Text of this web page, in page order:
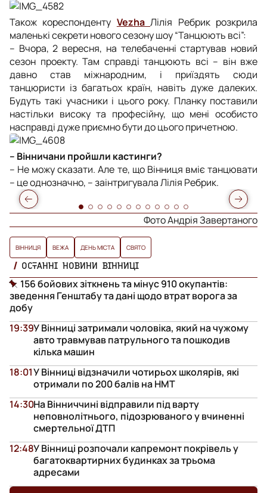
Також кореспонденту VezhaЛілія Ребрик розкрила
маленькі секрети нового сезону шоу “Танцюють всі”:
– Вчора, 2 вересня, на телебаченні стартував новий
сезон проекту. Там справді танцюють всі – він вже
давно став міжнародним, і приїздять сюди
танцюристи із багатьох країн, навіть дуже далеких.
Будуть такі учасники і цього року. Планку поставили
настільки високу та професійну, що мені особисто
насправді дуже приємно бути до цього причетною.
– Вінничани пройшли кастинги?
– Не можу сказати. Але те, що Вінниця вміє танцювати
– це однозначно, – заінтригувала Лілія Ребрик.
Фото Андрія Завертаного
ВІННИЦЯ ВЕЖА ДЕНЬ МІСТА СВЯТО
ОСТАННІ НОВИНИ ВІННИЦІ
156 бойових зіткнень та мінус 910 окупантів:
зведення Генштабу та дані щодо втрат ворога за
добу
У Вінниці затримали чоловіка, який на чужому
авто травмував патрульного та пошкодив
кілька машин
19:39
У Вінниці відзначили чотирьох школярів, які
отримали по 200 балів на НМТ
18:01
На Вінниччині відправили під варту
неповнолітнього, підозрюваного у вчиненні
смертельної ДТП
14:30
У Вінниці розпочали капремонт покрівель у
багатоквартирних будинках за трьома
адресами
12:48